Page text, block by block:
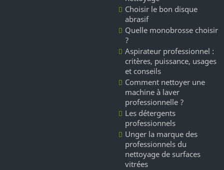
Choisir le bon disque
abrasif
Quelle monobrosse choisir
?
Aspirateur professionnel :
critères, puissance, usages
et conseils
Comment nettoyer une
machine à laver
professionnelle ?
Les détergents
professionnels
Unger la marque des
professionnels du
nettoyage de surfaces
vitrées